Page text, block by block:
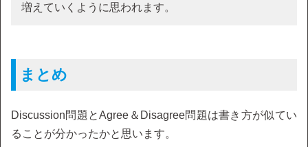
増えていくように思われます。
まとめ
Discussion問題とAgree＆Disagree問題は書き方が似てい
ることが分かったかと思います。